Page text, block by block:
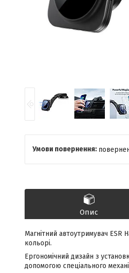
Опис
Магнітний автоутримувач
кольорі.
Ергономічний дизайн з
допомогою спеціального